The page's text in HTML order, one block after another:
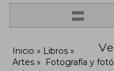
=
Inicio
Libros
Artes
Fotografía y